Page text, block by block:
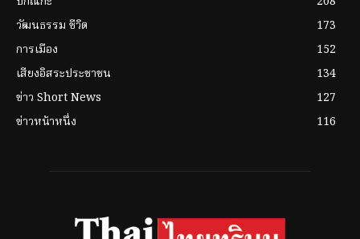
วัฒนธรรม ชีวิต
173
การเมือง
152
เสียงอิสระประชาชน
134
ข่าว Short News
127
ข่าวหน้าหนึ่ง
116